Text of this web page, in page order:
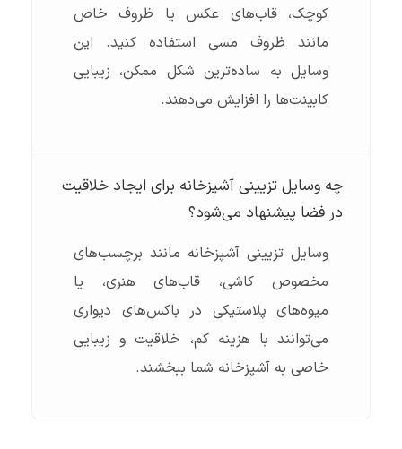
کوچک، قاب‌های عکس یا ظروف خاص
مانند ظروف مسی استفاده کنید. این
وسایل به ساده‌ترین شکل ممکن، زیبایی
کابینت‌ها را افزایش می‌دهند.
چه وسایل تزیینی آشپزخانه برای ایجاد خلاقیت
در فضا پیشنهاد می‌شود؟
وسایل تزیینی آشپزخانه مانند برچسب‌های
مخصوص کاشی، قاب‌های هنری، یا
میوه‌های پلاستیکی در باکس‌های دیواری
می‌توانند با هزینه کم، خلاقیت و زیبایی
خاصی به آشپزخانه شما ببخشند.